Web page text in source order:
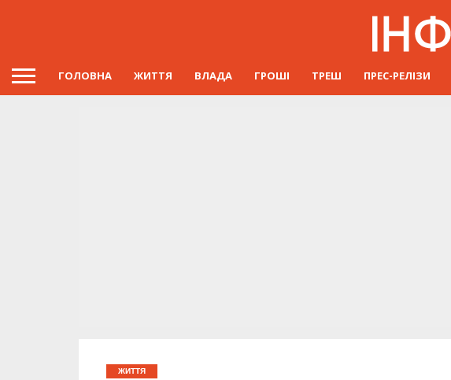
ГОЛОВНА ЖИТТЯ ВЛАДА ГРОШІ ТРЕШ ПРЕС-РЕЛІЗИ
ЖИТТЯ